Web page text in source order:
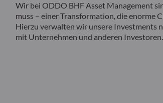
Wir bei ODDO BHF Asset Management
muss – einer Transformation, die enorme
Hierzu verwalten wir unsere Investments
mit Unternehmen und anderen